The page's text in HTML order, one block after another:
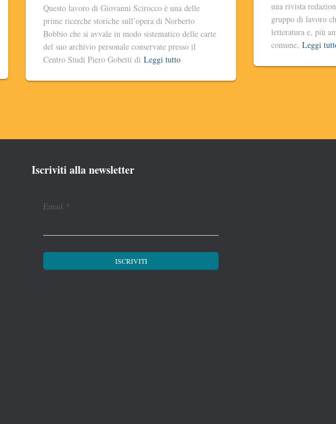
Questo lavoro di Giovanni Scirocco è una delle
prime ricerche storiche sull’opera di Norberto
Bobbio che si avvale in modo sistematico delle carte
del suo archivio personale conservate presso il
Centro Studi Piero Gobetti di Leggi tutto
una rivista
gruppo di lavoro
letteratura e, più
comune, Leggi
Iscriviti alla newsletter
Email *